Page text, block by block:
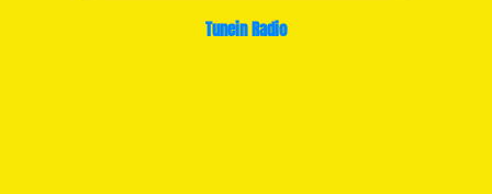
Tunein Radio